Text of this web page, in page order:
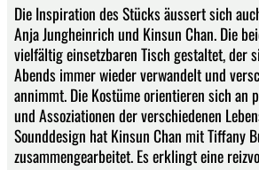
Die Inspiration des Stücks äussert sich
Anja Jungheinrich und Kinsun Chan. Die
vielfältig einsetzbaren Tisch gestaltet, der
Abends immer wieder verwandelt und
annimmt. Die Kostüme orientieren sich an
und Assoziationen der verschiedenen
Sounddesign hat Kinsun Chan mit Tiffany
zusammengearbeitet. Es erklingt eine